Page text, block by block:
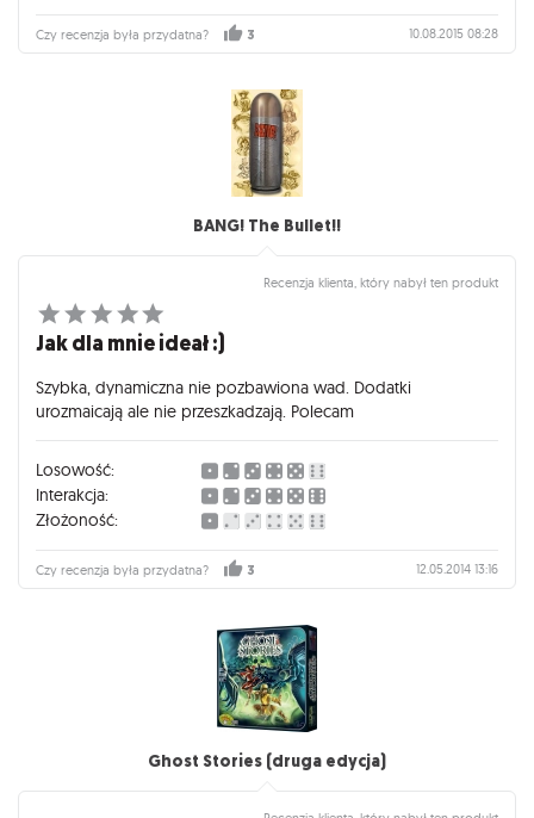
Czy recenzja była przydatna? 3 10.08.2015 08:28
BANG! The Bullet!!
Recenzja klienta, który nabył ten produkt
Jak dla mnie ideał :)
Szybka, dynamiczna nie pozbawiona wad. Dodatki
urozmaicają ale nie przeszkadzają. Polecam
Losowość:
Interakcja:
Złożoność:
Czy recenzja była przydatna? 3 12.05.2014 13:16
Ghost Stories (druga edycja)